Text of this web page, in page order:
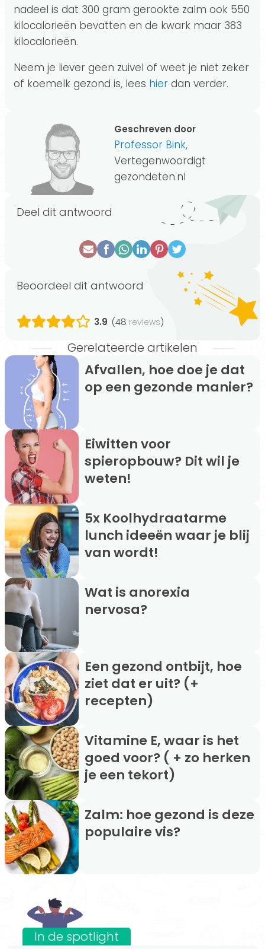
nadeel is dat 300 gram gerookte zalm ook 550
kilocalorieën bevatten en de kwark maar 383
kilocalorieën.
Neem je liever geen zuivel of weet je niet zeker
of koemelk gezond is, lees hier dan verder.
Geschreven door
Professor Bink,
Vertegenwoordigt
gezondeten.nl
Deel dit antwoord
Beoordeel dit antwoord
3.9 (48 reviews)
Gerelateerde artikelen
Afvallen, hoe doe je dat
op een gezonde manier?
Eiwitten voor
spieropbouw? Dit wil je
weten!
5x Koolhydraatarme
lunch ideeën waar je blij
van wordt!
Wat is anorexia
nervosa?
Een gezond ontbijt, hoe
ziet dat er uit? (+
recepten)
Vitamine E, waar is het
goed voor? ( + zo herken
je een tekort)
Zalm: hoe gezond is deze
populaire vis?
In de spotlight